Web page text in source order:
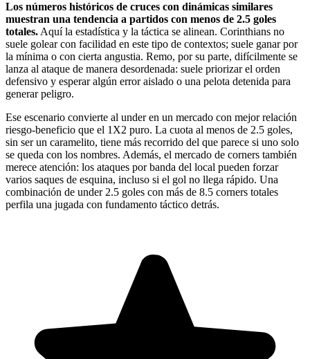
Los números históricos de cruces con dinámicas similares
muestran una tendencia a partidos con menos de 2.5 goles
totales.Aquí la estadística y la táctica se alinean. Corinthians no
suele golear con facilidad en este tipo de contextos; suele ganar por
la mínima o con cierta angustia. Remo, por su parte, difícilmente se
lanza al ataque de manera desordenada: suele priorizar el orden
defensivo y esperar algún error aislado o una pelota detenida para
generar peligro.
Ese escenario convierte al under en un mercado con mejor relación
riesgo-beneficio que el 1X2 puro. La cuota al menos de 2.5 goles,
sin ser un caramelito, tiene más recorrido del que parece si uno solo
se queda con los nombres. Además, el mercado de corners también
merece atención: los ataques por banda del local pueden forzar
varios saques de esquina, incluso si el gol no llega rápido. Una
combinación de under 2.5 goles con más de 8.5 corners totales
perfila una jugada con fundamento táctico detrás.